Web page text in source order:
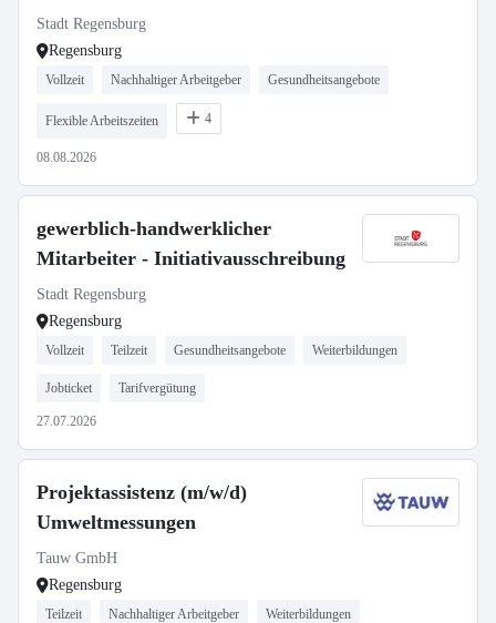
Stadt Regensburg
Regensburg
Vollzeit Nachhaltiger Arbeitgeber Gesundheitsangebote
Flexible Arbeitszeiten 4
08.08.2026
gewerblich-handwerklicher
Mitarbeiter - Initiativausschreibung
Stadt Regensburg
Regensburg
Vollzeit Teilzeit Gesundheitsangebote Weiterbildungen
Jobticket Tarifvergütung
27.07.2026
Projektassistenz (m/w/d)
Umweltmessungen
Tauw GmbH
Regensburg
Teilzeit Nachhaltiger Arbeitgeber Weiterbildungen